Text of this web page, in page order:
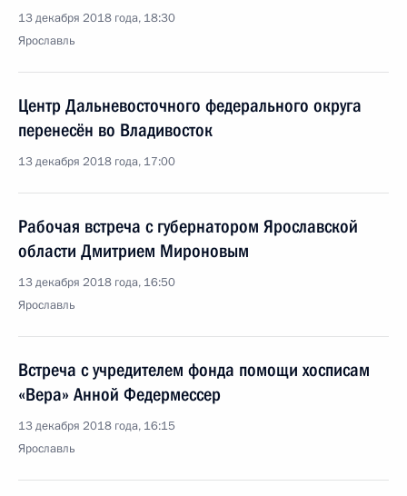
13 декабря 2018 года, 18:30
Ярославль
Центр Дальневосточного федерального округа
перенесён во Владивосток
13 декабря 2018 года, 17:00
Рабочая встреча с губернатором Ярославской
области Дмитрием Мироновым
13 декабря 2018 года, 16:50
Ярославль
Встреча с учредителем фонда помощи хосписам
«Вера» Анной Федермессер
13 декабря 2018 года, 16:15
Ярославль